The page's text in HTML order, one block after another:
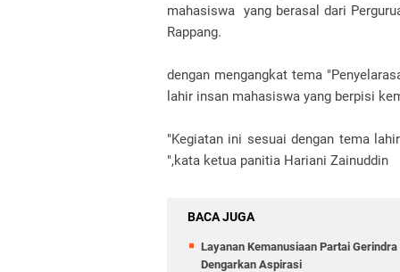
mahasiswa yang berasal dari
Rappang.
dengan mengangkat tema
lahir insan mahasiswa yang berpisi
"Kegiatan ini sesuai dengan tema
",kata ketua panitia Hariani Zainuddin
BACA JUGA
Layanan Kemanusiaan Partai
Dengarkan Aspirasi